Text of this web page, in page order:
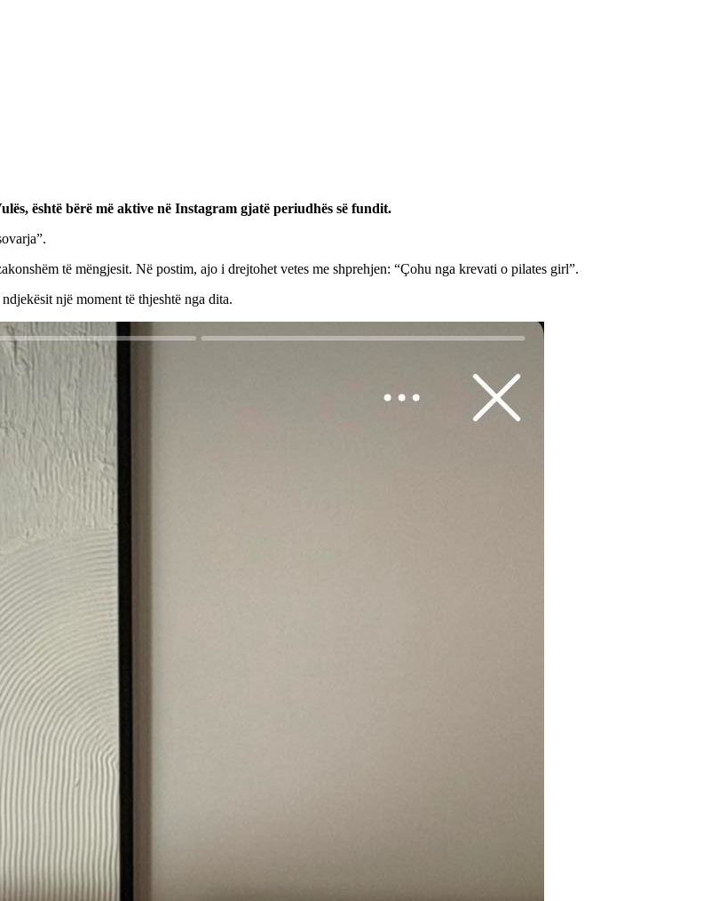
është bërë më aktive në Instagram gjatë periudhës së fundit.
të mëngjesit. Në postim, ajo i drejtohet vetes me shprehjen: “Çohu nga krevati o pilates girl”.
një moment të thjeshtë nga dita.